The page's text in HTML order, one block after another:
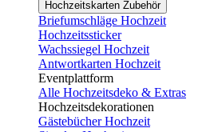
Hochzeitskarten Zubehör
Briefumschläge Hochzeit
Hochzeitssticker
Wachssiegel Hochzeit
Antwortkarten Hochzeit
Eventplattform
Alle Hochzeitsdeko & Extras
Hochzeitsdekorationen
Gästebücher Hochzeit